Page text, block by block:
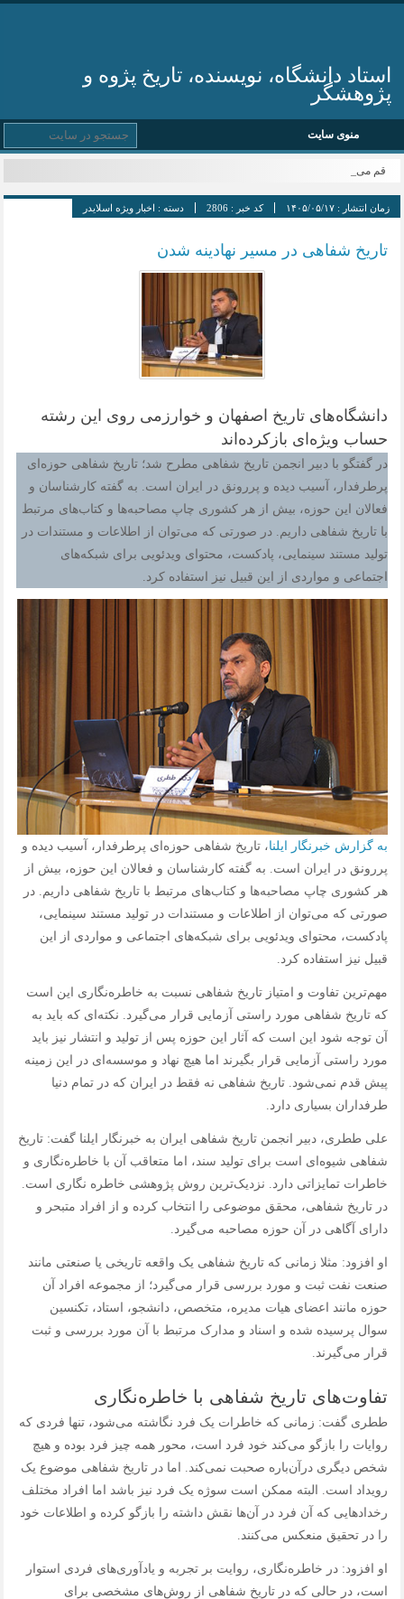
استاد دانشگاه، نویسنده، تاریخ پژوه و
پژوهشگر
منوی سایت
قم میزبان پانز _
زمان انتشار :۱۴۰۵/۰۵/۱۷ کد خبر :2806 دسته : اخبار ویژه اسلایدر
تاریخ شفاهی در مسیر نهادینه شدن
دانشگاه‌های تاریخ اصفهان و خوارزمی روی این رشته
حساب ویژه‌ای بازکرده‌اند
در گفتگو با دبیر انجمن تاریخ شفاهی مطرح شد؛ تاریخ شفاهی حوزه‌ای
پرطرفدار، آسیب دیده و پررونق در ایران است. به گفته کارشناسان و
فعالان این حوزه، بیش از هر کشوری چاپ مصاحبه‌ها و کتاب‌های مرتبط
با تاریخ شفاهی داریم. در صورتی که می‌توان از اطلاعات و مستندات در
تولید مستند سینمایی، پادکست، محتوای ویدئویی برای شبکه‌های
اجتماعی و مواردی از این قبیل نیز استفاده کرد.
به گزارش خبرنگار ایلنا، تاریخ شفاهی حوزه‌ای پرطرفدار، آسیب دیده و
پررونق در ایران است. به گفته کارشناسان و فعالان این حوزه، بیش از
هر کشوری چاپ مصاحبه‌ها و کتاب‌های مرتبط با تاریخ شفاهی داریم. در
صورتی که می‌توان از اطلاعات و مستندات در تولید مستند سینمایی،
پادکست، محتوای ویدئویی برای شبکه‌های اجتماعی و مواردی از این
قبیل نیز استفاده کرد.
مهم‌ترین تفاوت و امتیاز تاریخ شفاهی نسبت به خاطره‌نگاری این است
که تاریخ شفاهی مورد راستی آزمایی قرار می‌گیرد. نکته‌ای که باید به
آن توجه شود این است که آثار این حوزه پس از تولید و انتشار نیز باید
مورد راستی آزمایی قرار بگیرند اما هیچ نهاد و موسسه‌ای در این زمینه
پیش قدم نمی‌شود. تاریخ شفاهی نه فقط در ایران که در تمام دنیا
طرفداران بسیاری دارد.
علی ططری، دبیر انجمن تاریخ شفاهی ایران به خبرنگار ایلنا گفت: تاریخ
شفاهی شیوه‌ای است برای تولید سند، اما متعاقب آن با خاطره‌نگاری و
خاطرات تمایزاتی دارد. نزدیک‌ترین روش پژوهشی خاطره نگاری است.
در تاریخ شفاهی، محقق موضوعی را انتخاب کرده و از افراد متبحر و
دارای آگاهی در آن حوزه مصاحبه می‌گیرد.
او افزود: مثلا زمانی که تاریخ شفاهی یک واقعه تاریخی یا صنعتی مانند
صنعت نفت ثبت و مورد بررسی قرار می‌گیرد؛ از مجموعه افراد آن
حوزه مانند اعضای هیات مدیره، متخصص، دانشجو، استاد، تکنسین
سوال پرسیده شده و اسناد و مدارک مرتبط با آن مورد بررسی و ثبت
قرار می‌گیرند.
تفاوت‌های تاریخ شفاهی با خاطره‌نگاری
ططری گفت: زمانی که خاطرات یک فرد نگاشته می‌شود، تنها فردی که
روایات را بازگو می‌کند خود فرد است، محور همه چیز فرد بوده و هیچ
شخص دیگری در‌آن‌باره صحبت نمی‌کند. اما در تاریخ شفاهی موضوع یک
رویداد است. البته ممکن است سوژه یک فرد نیز باشد اما افراد مختلف
رخدادهایی که آن فرد در آن‌ها نقش داشته را بازگو کرده و اطلاعات خود
را در تحقیق منعکس می‎‌کنند.
او افزود: در خاطره‌نگاری، روایت بر تجربه‌ و یادآوری‌های فردی استوار
است، در حالی که در تاریخ شفاهی از روش‌های مشخصی برای